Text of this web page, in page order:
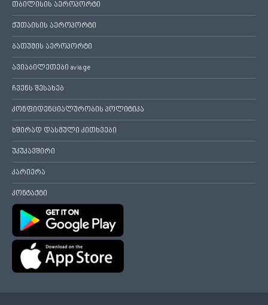
თბილისის აეროპორტი
ქუთაისის აეროპორტი
ბათუმის აეროპორტი
ავიაბილეთები avia.ge
ჩვენს შესახებ
კონფიდენციალურობის პოლიტიკა
ხშირად დასმული კითხვები
უკუკავშირი
კარიერა
კონტაქტი